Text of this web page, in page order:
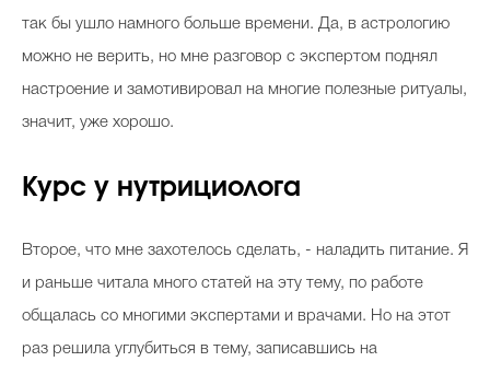
так бы ушло намного больше времени. Да, в астрологию
можно не верить, но мне разговор с экспертом поднял
настроение и замотивировал на многие полезные ритуалы,
значит, уже хорошо.
Курс у нутрициолога
Второе, что мне захотелось сделать, - наладить питание. Я
и раньше читала много статей на эту тему, по работе
общалась со многими экспертами и врачами. Но на этот
раз решила углубиться в тему, записавшись на